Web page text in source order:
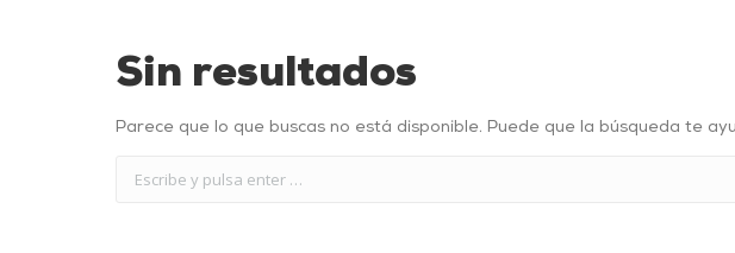
Sin resultados
Parece que lo que buscas no está disponible. Puede que la búsqueda te